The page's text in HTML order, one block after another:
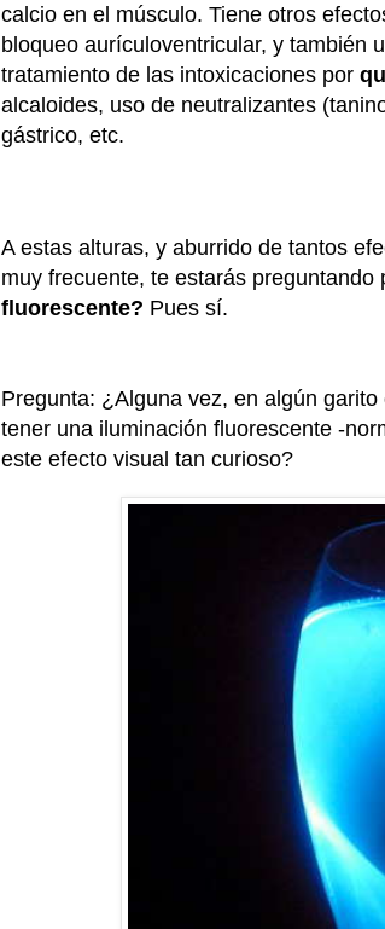
calcio en el músculo. Tiene otros
bloqueo aurículoventricular, y también
tratamiento de las intoxicaciones por
alcaloides, uso de neutralizantes
gástrico, etc.
A estas alturas, y aburrido de tantos
muy frecuente, te estarás preguntando
fluorescente? Pues sí.
Pregunta: ¿Alguna vez, en algún
tener una iluminación fluorescente -
este efecto visual tan curioso?